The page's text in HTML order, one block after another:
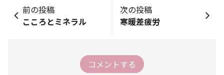
前の投稿
こころとミネラル
次の投稿
寒暖差疲労
コメントする